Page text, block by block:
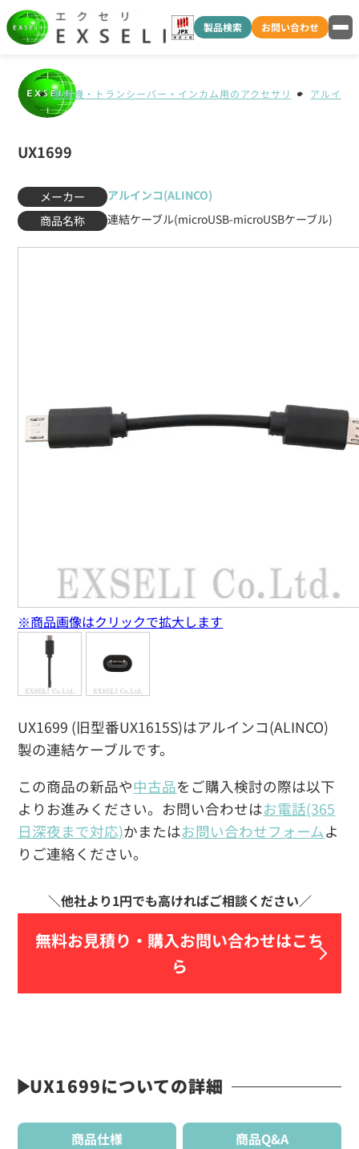
製品検索 お問い合わせ
無線機・トランシーバー・インカム用のアクセサリ アルイン
UX1699
メーカー
アルインコ(ALINCO)
商品名称
連結ケーブル(microUSB-microUSBケーブル)
UX1699 (旧型番UX1615S)はアルインコ(ALINCO)
製の連結ケーブルです。
この商品の新品や中古品をご購入検討の際は以下
よりお進みください。お問い合わせはお電話(365
日深夜まで対応)かまたはお問い合わせフォームよ
りご連絡ください。
無料お見積り・ 購入お問い合わせはこち
ら
※商品画像はクリックで拡大します
UX1699についての詳細
商品仕様 商品Q&A